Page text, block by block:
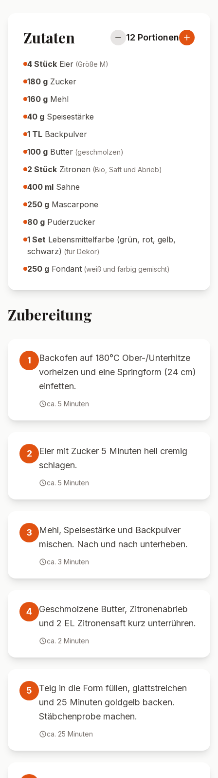
Zutaten 12 Portionen
4 Stück Eier (Größe M)
180 g Zucker
160 g Mehl
40 g Speisestärke
1 TL Backpulver
100 g Butter (geschmolzen)
2 Stück Zitronen (Bio, Saft und Abrieb)
400 ml Sahne
250 g Mascarpone
80 g Puderzucker
1 Set Lebensmittelfarbe (grün, rot, gelb,
schwarz) (für Dekor)
250 g Fondant (weiß und farbig gemischt)
Zubereitung
1
Backofen auf 180°C Ober-/Unterhitze
vorheizen und eine Springform (24 cm)
einfetten.
ca. 5 Minuten
2
Eier mit Zucker 5 Minuten hell cremig
schlagen.
ca. 5 Minuten
3
Mehl, Speisestärke und Backpulver
mischen. Nach und nach unterheben.
ca. 3 Minuten
4
Geschmolzene Butter, Zitronenabrieb
und 2 EL Zitronensaft kurz unterrühren.
ca. 2 Minuten
5
Teig in die Form füllen, glattstreichen
und 25 Minuten goldgelb backen.
Stäbchenprobe machen.
ca. 25 Minuten